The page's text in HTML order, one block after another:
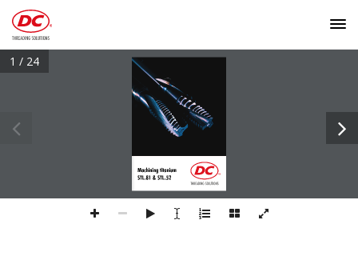
Machining titanium
STL.81 & STL.52
1 / 24